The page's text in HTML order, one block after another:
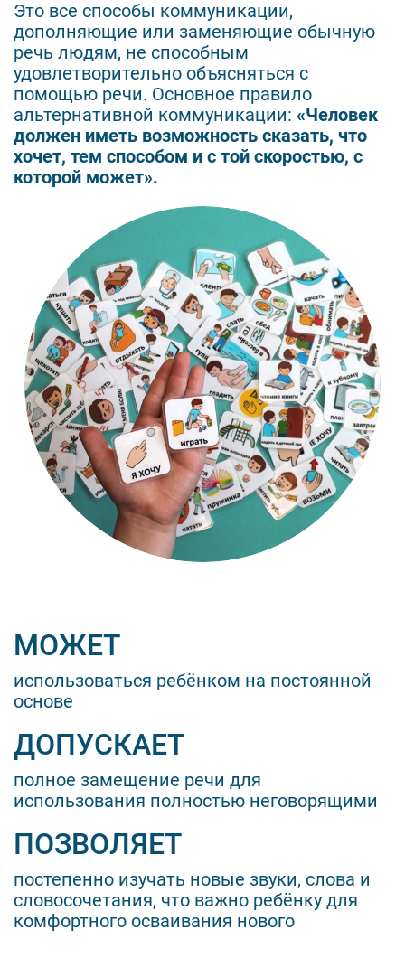
Это все способы коммуникации,
дополняющие или заменяющие обычную
речь людям, не способным
удовлетворительно объясняться с
помощью речи. Основное правило
альтернативной коммуникации: «Человек
должен иметь возможность сказать, что
хочет, тем способом и с той скоростью, с
которой может».
МОЖЕТ
использоваться ребёнком на постоянной
основе
ДОПУСКАЕТ
полное замещение речи для
использования полностью неговорящими
ПОЗВОЛЯЕТ
постепенно изучать новые звуки, слова и
словосочетания, что важно ребёнку для
комфортного осваивания нового